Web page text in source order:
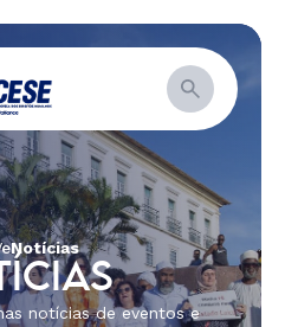
Notícias
notícias de eventos e